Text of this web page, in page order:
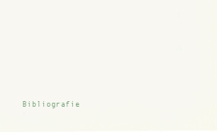
Bibliografie